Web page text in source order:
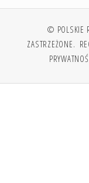
© POLSKIE
ZASTRZEŻONE.